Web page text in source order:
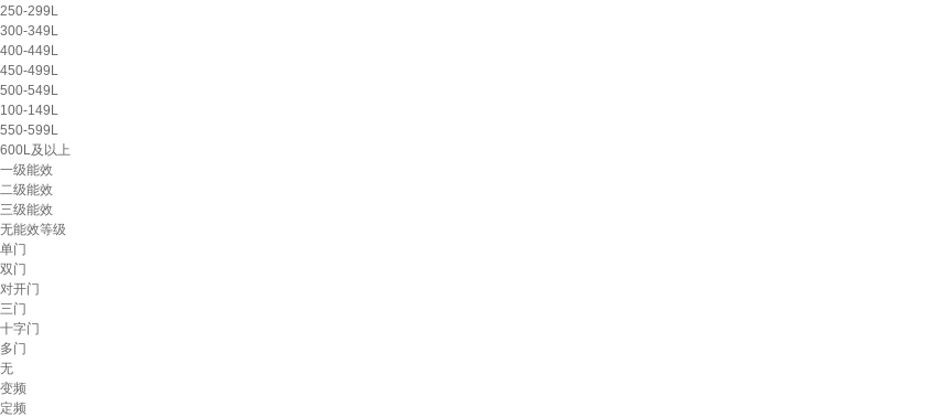
250-299L
300-349L
400-449L
450-499L
500-549L
100-149L
550-599L
600L及以上
一级能效
二级能效
三级能效
无能效等级
单门
双门
对开门
三门
十字门
多门
无
变频
定频